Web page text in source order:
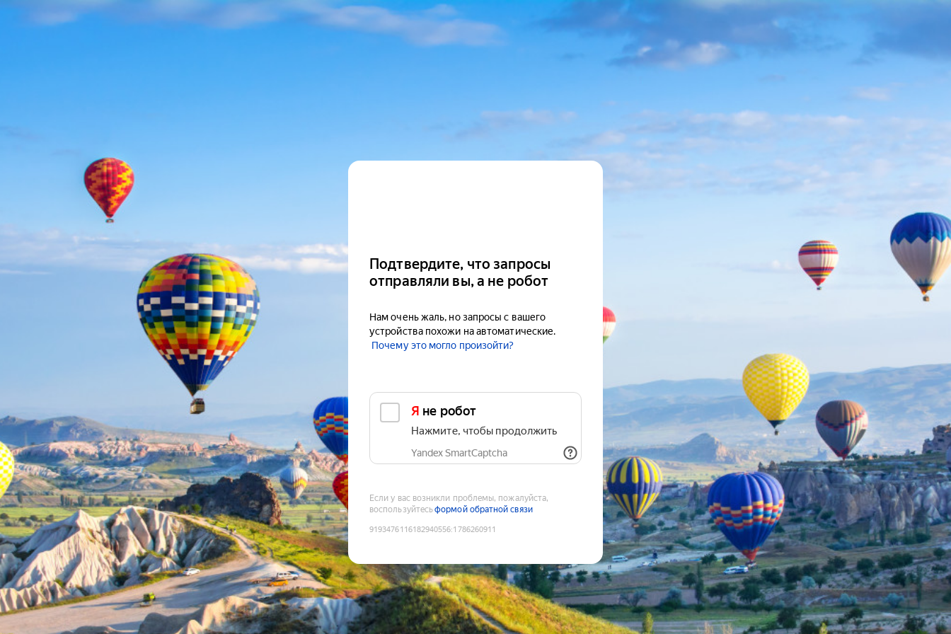
Подтвердите, что запросы
отправляли вы, а не робот
Нам очень жаль, но запросы с вашего
устройства похожи на автоматические.
Почему это могло произойти?
Я не робот
Нажмите, чтобы продолжить
Yandex SmartCaptcha
Если у вас возникли проблемы, пожалуйста,
воспользуйтесьформой обратной связи
9193476116182940556:1786260911